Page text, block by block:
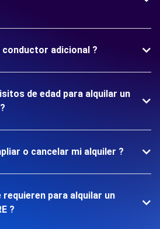
conductor adicional ?
de edad para alquilar un
o cancelar mi alquiler ?
para alquilar un
?